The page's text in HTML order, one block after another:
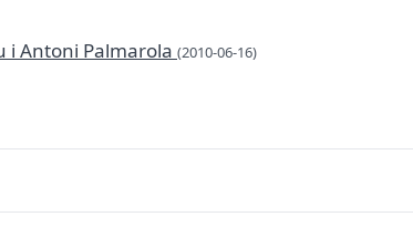
i Antoni Palmarola (2010-06-16)